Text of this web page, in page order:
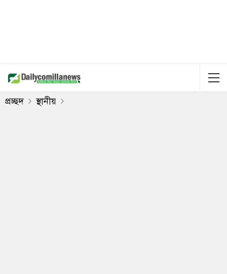
প্রচ্ছদ স্থানীয়